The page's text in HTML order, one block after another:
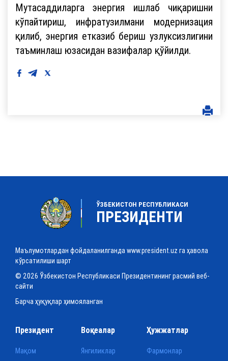
Мутасаддиларга энергия ишлаб чиқаришни
кўпайтириш, инфратузилмани модернизация
қилиб, энергия етказиб бериш узлуксизлигини
таъминлаш юзасидан вазифалар қўйилди.
ЎЗБЕКИСТОН РЕСПУБЛИКАСИ
ПРЕЗИДЕНТИ
Маълумотлардан фойдаланилганда www.president.uz га ҳавола
кўрсатилиши шарт
© 2026 Ўзбекистон Республикаси Президентининг расмий веб-
сайти
Барча ҳуқуқлар ҳимояланган
Президент
Мақом
Воқеалар
Янгиликлар
Ҳужжатлар
Фармонлар